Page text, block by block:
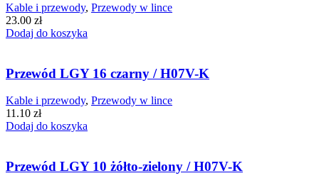
Kable i przewody, Przewody w lince
23.00 zł
Dodaj do koszyka
Przewód LGY 16 czarny / H07V-K
Kable i przewody, Przewody w lince
11.10 zł
Dodaj do koszyka
Przewód LGY 10 żółto-zielony / H07V-K